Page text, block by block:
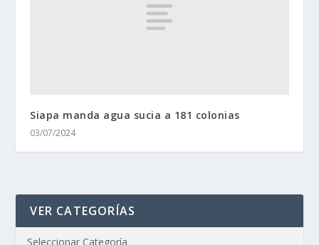
Siapa manda agua sucia a 181 colonias
03/07/2024
VER CATEGORÍAS